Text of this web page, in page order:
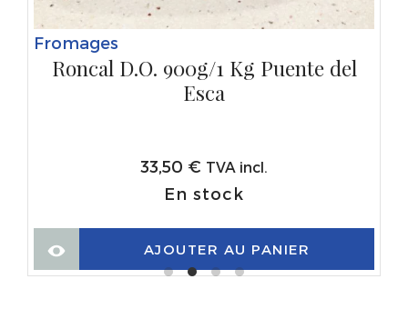
Fromages
Roncal D.O. 900g/1 Kg Puente del
Esca
33,50 € TVA incl.
En stock
AJOUTER AU PANIER